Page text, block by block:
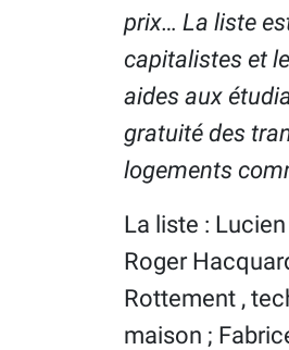
prix… La liste
capitalistes et
aides aux
gratuité des
logements
La liste :
Roger
Rottement ,
maison ;